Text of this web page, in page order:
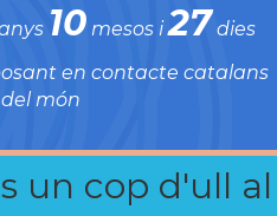
10 mesos i27 dies
en contacte catalans
món
un cop d'ull al